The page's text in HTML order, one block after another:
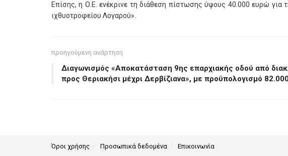
Επίσης, η Ο.Ε. ενέκρινε τη διάθεση πίστωσης ύψους 40.000 ευρώ
ιχθυοτροφείου Λογαρού».
προηγούμενη ανάρτηση
Διαγωνισμός «Αποκατάσταση 9ης επαρχιακής οδού από
προς Θεριακήσι μέχρι Δερβίζιανα», με προϋπολογισμό
Όροι χρήσης Προσωπικά δεδομένα Επικοινωνία